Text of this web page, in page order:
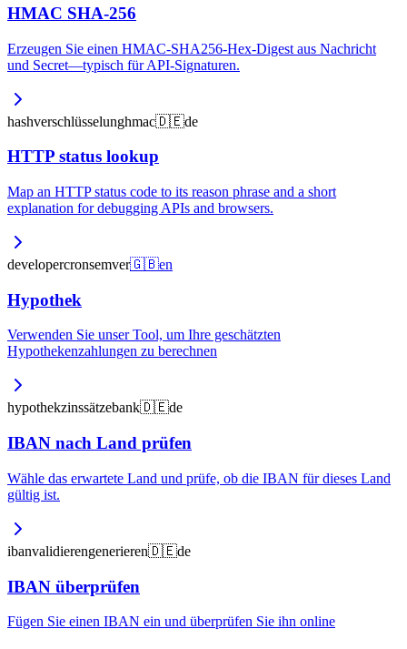
HMAC SHA-256
Erzeugen Sie einen HMAC-SHA256-Hex-Digest aus Nachricht
und Secret—typisch für API-Signaturen.
hashverschlüsselunghmac🇩🇪de
HTTP status lookup
Map an HTTP status code to its reason phrase and a short
explanation for debugging APIs and browsers.
developercronsemver🇬🇧en
Hypothek
Verwenden Sie unser Tool, um Ihre geschätzten
Hypothekenzahlungen zu berechnen
hypothekzinssätzebank🇩🇪de
IBAN nach Land prüfen
Wähle das erwartete Land und prüfe, ob die IBAN für dieses Land
gültig ist.
ibanvalidierengenerieren🇩🇪de
IBAN überprüfen
Fügen Sie einen IBAN ein und überprüfen Sie ihn online